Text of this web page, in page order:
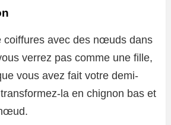
coiffures avec des nœuds dans
verrez pas comme une fille,
vous avez fait votre demi-
la en chignon bas et